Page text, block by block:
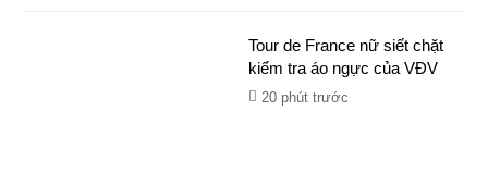
Tour de France nữ siết chặt
kiểm tra áo ngực của VĐV
20 phút trước